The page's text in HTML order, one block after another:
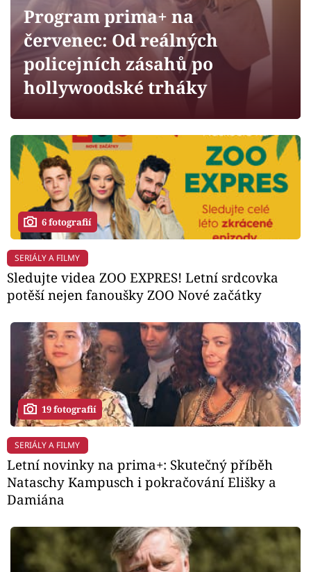
Sledujte prima+
Filmový festival Karlovy Vary
Mámy sobě
Přihlášení
Sledujte nás
Program prima+ na
červenec: Od reálných
policejních zásahů po
hollywoodské trháky
6 fotografií
SERIÁLY A FILMY
Sledujte videa ZOO EXPRES! Letní srdcovka
potěší nejen fanoušky ZOO Nové začátky
19 fotografií
SERIÁLY A FILMY
Letní novinky na prima+: Skutečný příběh
Nataschy Kampusch i pokračování Elišky a
Damiána